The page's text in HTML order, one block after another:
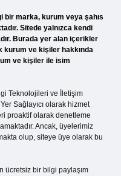
bir marka, kurum veya şahıs
Sitede yalnızca kendi
Burada yer alan içerikler
kurum ve kişiler hakkında
ve kişiler ile isim
Teknolojileri ve İletişim
Sağlayıcı olarak hizmet
proaktif olarak denetleme
Ancak, üyelerimiz
olup, siteye üye olarak bu
ücretsiz bir bilgi paylaşım